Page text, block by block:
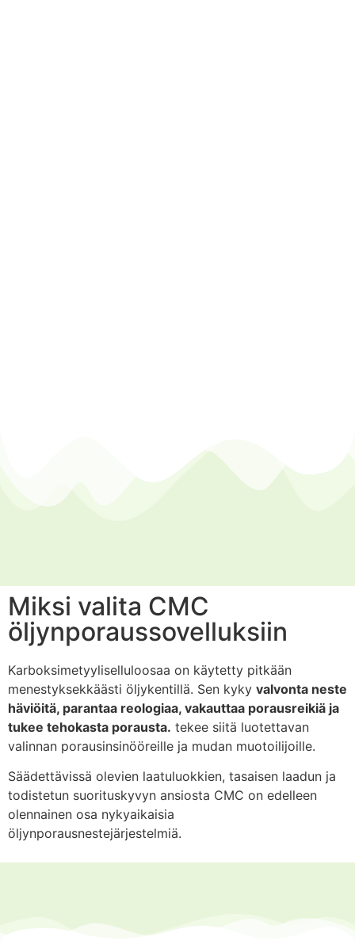
Miksi valita CMC
öljynporaussovelluksiin
Karboksimetyyliselluloosaa on käytetty pitkään
menestyksekkäästi öljykentillä. Sen kyky valvonta neste
häviöitä, parantaa reologiaa, vakauttaa porausreikiä ja
tukee tehokasta porausta. tekee siitä luotettavan
valinnan porausinsinööreille ja mudan muotoilijoille.
Säädettävissä olevien laatuluokkien, tasaisen laadun ja
todistetun suorituskyvyn ansiosta CMC on edelleen
olennainen osa nykyaikaisia
öljynporausnestejärjestelmiä.